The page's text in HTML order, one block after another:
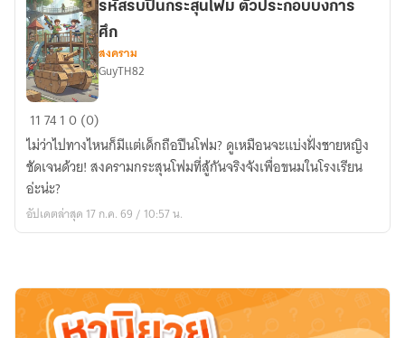
รหัส
รบ
ปืน
กระสุน
โฟม
ตัวประกอบ
รหัสรบปืนกระสุนโฟม ตัวประกอบบงการ
ศึก
สงคราม
GuyTH82
117410 (0)
ไม่ว่าไปทางไหนก็มีแต่เด็กถือปืนโฟม? ดูเหมือนจะแบ่งฝั่งชายหญิง
ชัดเจนด้วย! สงครามกระสุนโฟมที่สู้กันจริงจังเพื่อขนมในโรงเรียน
อ่ะน่ะ?
อัปเดตล่าสุด 17 ก.ค. 69 / 10:57 น.